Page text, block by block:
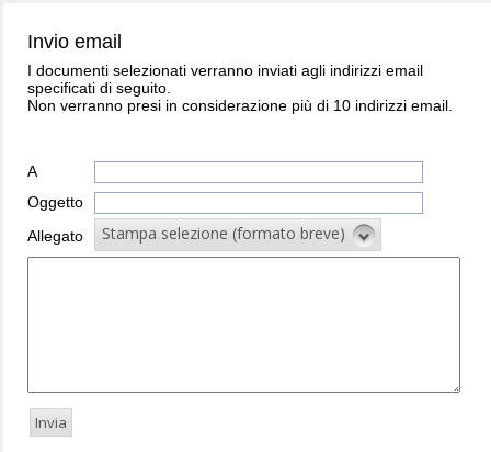
Invio email
I documenti selezionati verranno inviati agli indirizzi email
specificati di seguito.
Non verranno presi in considerazione più di 10 indirizzi email.
A
Oggetto
Allegato
Stampa selezione (formato breve)